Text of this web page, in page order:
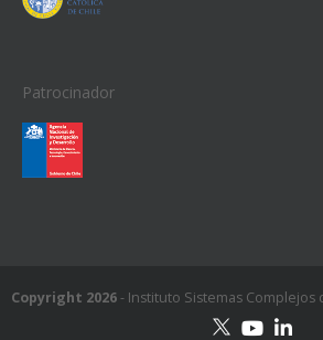
Patrocinador
Copyright 2026- Instituto Sistemas Complejos